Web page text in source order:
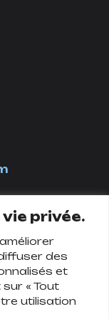
privée.
des
et
« Tout
utilisation